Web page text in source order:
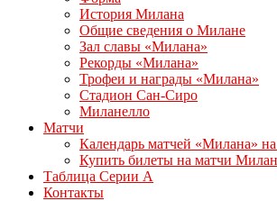
История Милана
Общие сведения о Милане
Зал славы «Милана»
Рекорды «Милана»
Трофеи и награды «Милана»
Стадион Сан-Сиро
Миланелло
Матчи
Календарь матчей «Милана»
Купить билеты на матчи
Таблица Серии А
Контакты